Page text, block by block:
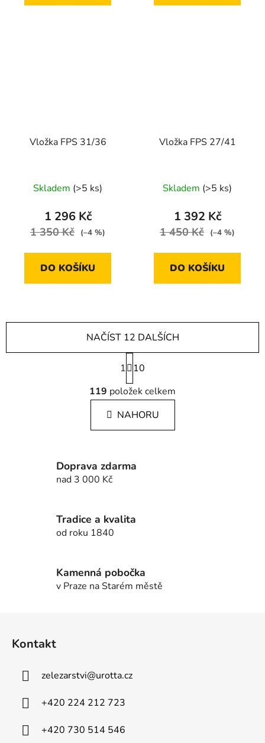
Vložka FPS 31/36
Skladem (>5 ks)
1 296 Kč
1 350 Kč (–4 %)
DO KOŠÍKU
Vložka FPS 27/41
Skladem (>5 ks)
1 392 Kč
1 450 Kč (–4 %)
DO KOŠÍKU
O
v
l
á
d
í
k
ý
p
i
NAČÍST 12 DALŠÍCH
S
t
r
á
n
k
í
1
10
119 položek celkem
NAHORU
Doprava zdarma
nad 3 000 Kč
Tradice a kvalita
od roku 1840
Kamenná pobočka
v Praze na Starém městě
Kontakt
zelezarstvi@urotta.cz
+420 224 212 723
+420 730 514 546